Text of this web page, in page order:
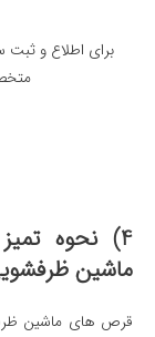
برای اطلاع و
4) نحوه
ماشین
قرص های ماشین